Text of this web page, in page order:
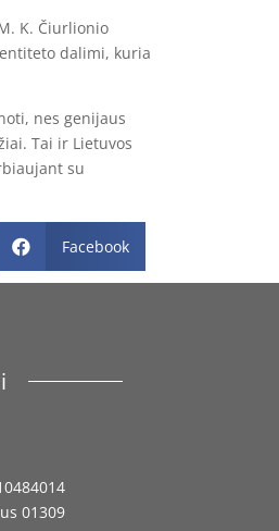
K. Čiurlionio
dalimi, kuria
nes genijaus
Tai ir Lietuvos
su
 Facebook
01309